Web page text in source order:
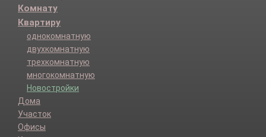
Комнату
Квартиру
однокомнатную
двухкомнатную
трехкомнатную
многокомнатную
Новостройки
Дома
Участок
Офисы